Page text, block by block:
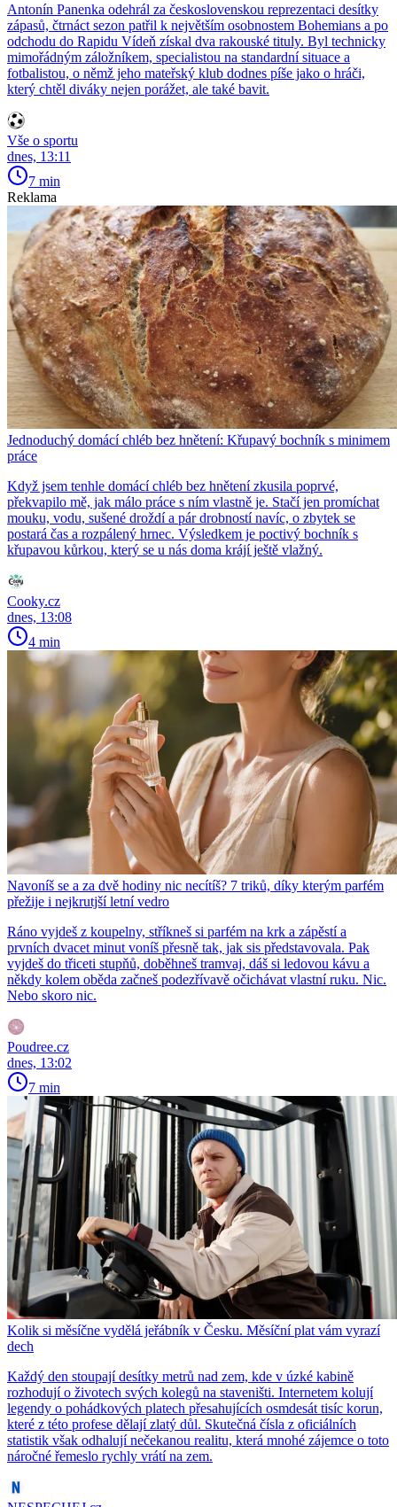
Antonín Panenka odehrál za československou reprezentaci desítky
zápasů, čtrnáct sezon patřil k největším osobnostem Bohemians a po
odchodu do Rapidu Vídeň získal dva rakouské tituly. Byl technicky
mimořádným záložníkem, specialistou na standardní situace a
fotbalistou, o němž jeho mateřský klub dodnes píše jako o hráči,
který chtěl diváky nejen porážet, ale také bavit.
Vše o sportu
dnes, 13:11
7 min
Reklama
Jednoduchý domácí chléb bez hnětení: Křupavý bochník s minimem
práce
Když jsem tenhle domácí chléb bez hnětení zkusila poprvé,
překvapilo mě, jak málo práce s ním vlastně je. Stačí jen promíchat
mouku, vodu, sušené droždí a pár drobností navíc, o zbytek se
postará čas a rozpálený hrnec. Výsledkem je poctivý bochník s
křupavou kůrkou, který se u nás doma krájí ještě vlažný.
Cooky.cz
dnes, 13:08
4 min
Navoníš se a za dvě hodiny nic necítíš? 7 triků, díky kterým parfém
přežije i nejkrutjší letní vedro
Ráno vyjdeš z koupelny, stříkneš si parfém na krk a zápěstí a
prvních dvacet minut voníš přesně tak, jak sis představovala. Pak
vyjdeš do třiceti stupňů, doběhneš tramvaj, dáš si ledovou kávu a
někdy kolem oběda začneš podezřívavě očichávat vlastní ruku. Nic.
Nebo skoro nic.
Poudree.cz
dnes, 13:02
7 min
Kolik si měsíčne vydělá jeřábník v Česku. Měsíční plat vám vyrazí
dech
Každý den stoupají desítky metrů nad zem, kde v úzké kabině
rozhodují o životech svých kolegů na staveništi. Internetem kolují
legendy o pohádkových platech přesahujících osmdesát tisíc korun,
které z této profese dělají zlatý důl. Skutečná čísla z oficiálních
statistik však odhalují nečekanou realitu, která mnohé zájemce o toto
náročné řemeslo rychly vrátí na zem.